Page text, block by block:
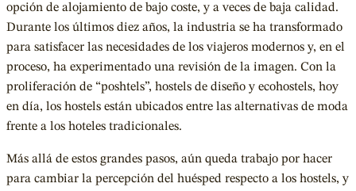
opción de alojamiento de bajo coste, y a veces de baja calidad.
Durante los últimos diez años, la industria se ha transformado
para satisfacer las necesidades de los viajeros modernos y, en el
proceso, ha experimentado una revisión de la imagen. Con la
proliferación de “poshtels”, hostels de diseño y ecohostels, hoy
en día, los hostels están ubicados entre las alternativas de moda
frente a los hoteles tradicionales.
Más allá de estos grandes pasos, aún queda trabajo por hacer
para cambiar la percepción del huésped respecto a los hostels, y